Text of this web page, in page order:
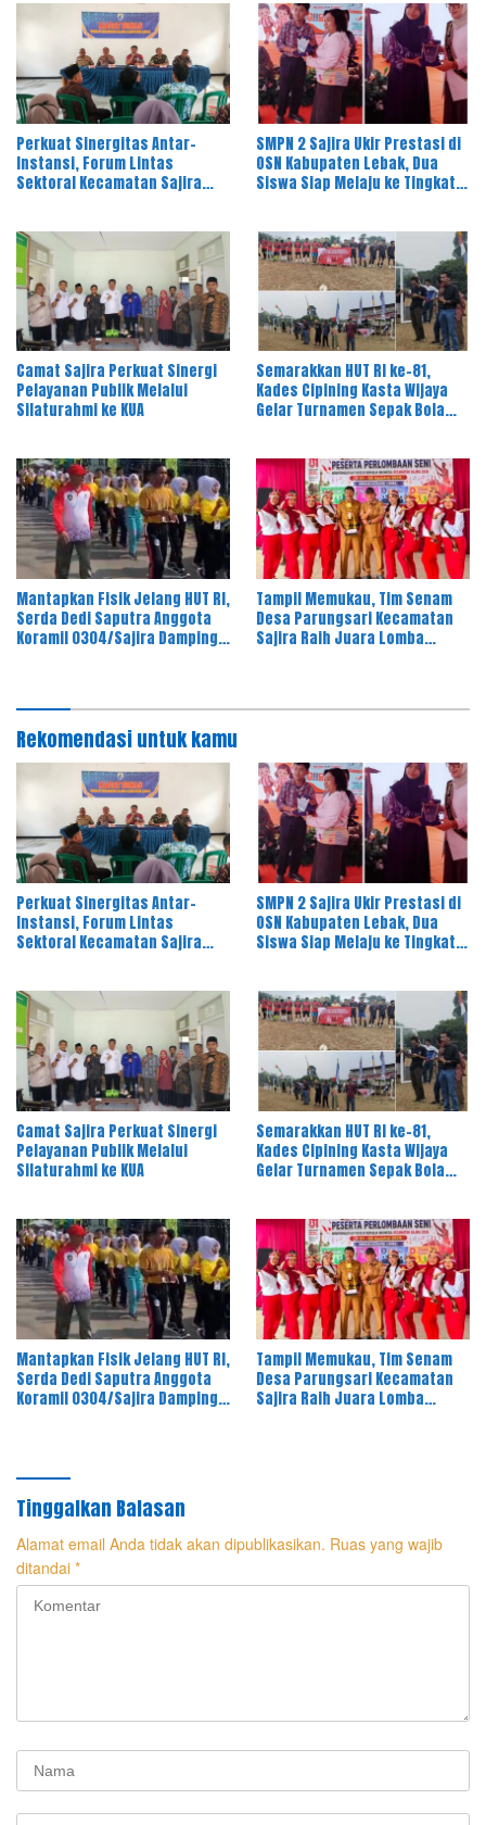
Perkuat Sinergitas Antar-
Instansi, Forum Lintas
Sektoral Kecamatan Sajira
SMPN 2 Sajira Ukir Prestasi di
OSN Kabupaten Lebak, Dua
Siswa Siap Melaju ke Tingkat
Camat Sajira Perkuat Sinergi
Pelayanan Publik Melalui
Silaturahmi ke KUA
Semarakkan HUT RI ke-81,
Kades Cipining Kasta Wijaya
Gelar Turnamen Sepak Bola
Mantapkan Fisik Jelang HUT RI,
Serda Dedi Saputra Anggota
Koramil 0304/Sajira Dampingi
Tampil Memukau, Tim Senam
Desa Parungsari Kecamatan
Sajira Raih Juara Lomba
Rekomendasi untuk kamu
Perkuat Sinergitas Antar-
Instansi, Forum Lintas
Sektoral Kecamatan Sajira
SMPN 2 Sajira Ukir Prestasi di
OSN Kabupaten Lebak, Dua
Siswa Siap Melaju ke Tingkat
Camat Sajira Perkuat Sinergi
Pelayanan Publik Melalui
Silaturahmi ke KUA
Semarakkan HUT RI ke-81,
Kades Cipining Kasta Wijaya
Gelar Turnamen Sepak Bola
Mantapkan Fisik Jelang HUT RI,
Serda Dedi Saputra Anggota
Koramil 0304/Sajira Dampingi
Tampil Memukau, Tim Senam
Desa Parungsari Kecamatan
Sajira Raih Juara Lomba
Tinggalkan Balasan
Alamat email Anda tidak akan dipublikasikan. Ruas yang wajib
ditandai *